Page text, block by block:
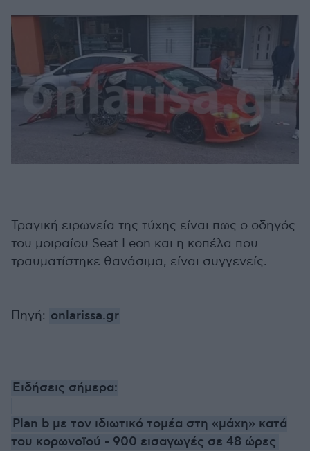
Τραγική ειρωνεία της τύχης είναι πως ο οδηγός
του μοιραίου Seat Leon και η κοπέλα που
τραυματίστηκε θανάσιμα, είναι συγγενείς.
Πηγή: onlarissa.gr
Ειδήσεις σήμερα:
Plan b με τον ιδιωτικό τομέα στη «μάχη» κατά
του κορωνοϊού - 900 εισαγωγές σε 48 ώρες